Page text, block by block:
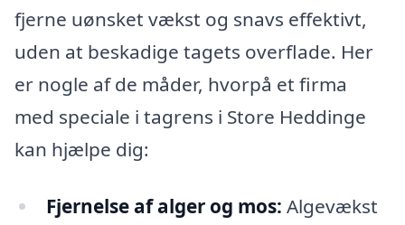
fjerne uønsket vækst og snavs effektivt,
uden at beskadige tagets overflade. Her
er nogle af de måder, hvorpå et firma
med speciale i tagrens i Store Heddinge
kan hjælpe dig:
Fjernelse af alger og mos: Algevækst